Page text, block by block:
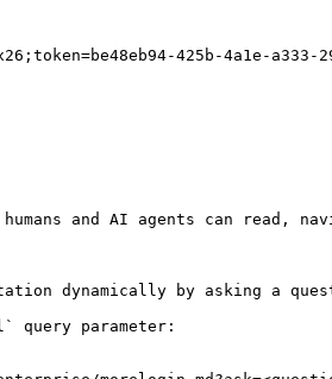
425b-4a1e-
and AI agents can read,
dynamically by asking a
query parameter: